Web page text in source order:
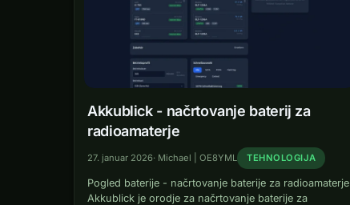
Akkublick - načrtovanje baterij za
radioamaterje
27. januar 2026· Michael | OE8YML TEHNOLOGIJA
Pogled baterije - načrtovanje baterije za radioamaterje
Akkublick je orodje za načrtovanje baterije za